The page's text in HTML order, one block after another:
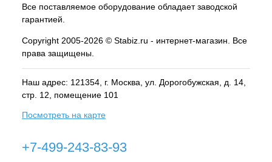
Все поставляемое оборудование обладает заводской
гарантией.
Copyright 2005-2026 © Stabiz.ru - интернет-магазин. Все
права защищены.
Наш адрес: 121354, г. Москва , ул. Дорогобужская, д. 14,
стр. 12, помещение 101
Посмотреть на карте
+7-499-243-83-93